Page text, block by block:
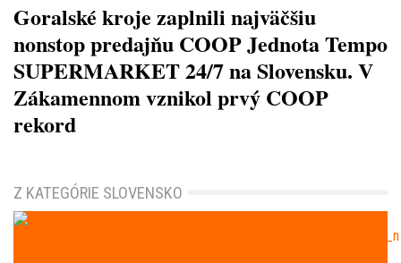
Goralské kroje zaplnili najväčšiu
nonstop predajňu COOP Jednota Tempo
SUPERMARKET 24/7 na Slovensku. V
Zákamennom vznikol prvý COOP
rekord
Z KATEGÓRIE SLOVENSKO